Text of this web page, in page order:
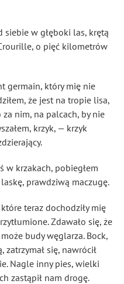
siebie w głęboki las, krętą
o pięć kilometrów
germain, który mię nie
że jest na tropie lisa,
nim, na palcach, by nie
krzyk, — krzyk
krzakach, pobiegłem
prawdziwą maczugę.
teraz dochodziły mię
Zdawało się, że
budy węglarza. Bock,
się, nawrócił
Nagle inny pies, wielki
zastąpił nam drogę.